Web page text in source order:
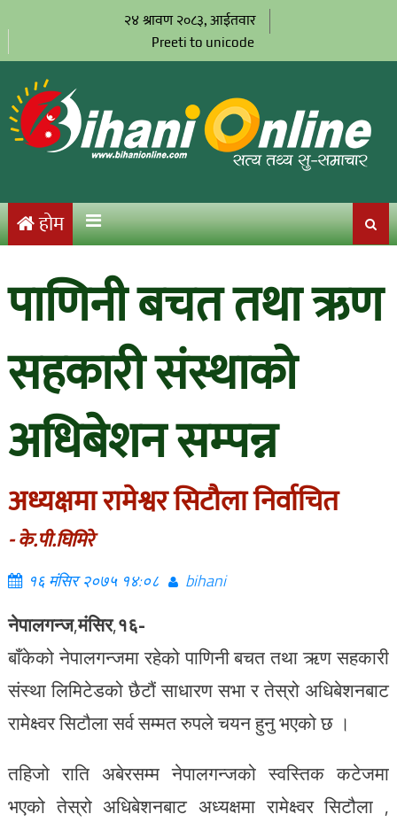
२४ श्रावण २०८३, आईतवार
Preeti to unicode
होम
पाणिनी बचत तथा ऋण
सहकारी संस्थाको
अधिबेशन सम्पन्न
अध्यक्षमा रामेश्वर सिटौला निर्वाचित
- के.पी.घिमिरे
१६ मंसिर २०७५ १४:०८ bihani
नेपालगन्ज,मंसिर,१६-
बाँकेको नेपालगन्जमा रहेको पाणिनी बचत तथा ऋण सहकारी
संस्था लिमिटेडको छैटौं साधारण सभा र तेस्रो अधिबेशनबाट
रामेक्ष्वर सिटौला सर्व सम्मत रुपले चयन हुनु भएको छ ।
तहिजो राति अबेरसम्म नेपालगन्जको स्वस्तिक कटेजमा
भएको तेस्रो अधिबेशनबाट अध्यक्षमा रामेक्ष्वर सिटौला ,